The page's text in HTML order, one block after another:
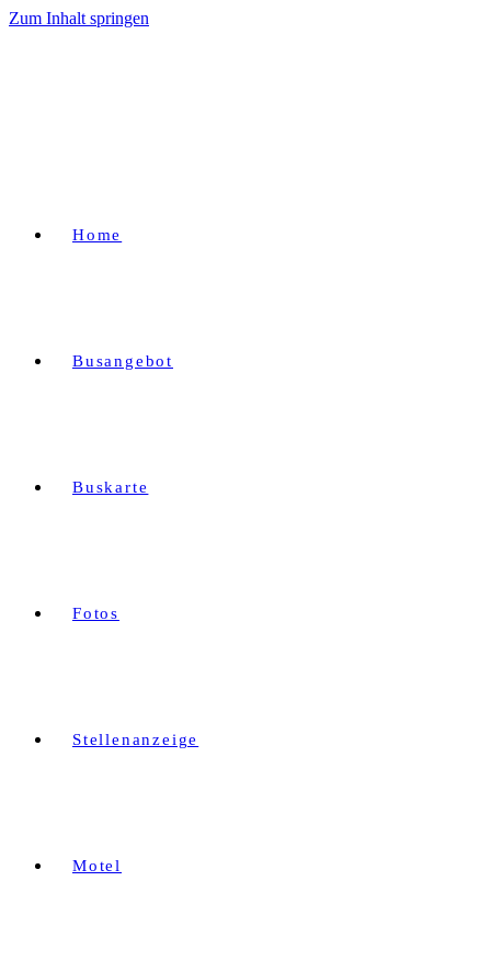
Zum Inhalt springen
Home
Busangebot
Buskarte
Fotos
Stellenanzeige
Motel